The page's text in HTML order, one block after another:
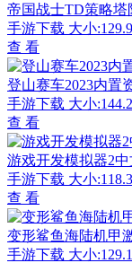
帝国战士TD策略塔
手游下载 大小
查 看
登山赛车2023内置
手游下载 大小
查 看
游戏开发模拟器2
手游下载 大小
查 看
变形鲨鱼海陆机甲
手游下载 大小